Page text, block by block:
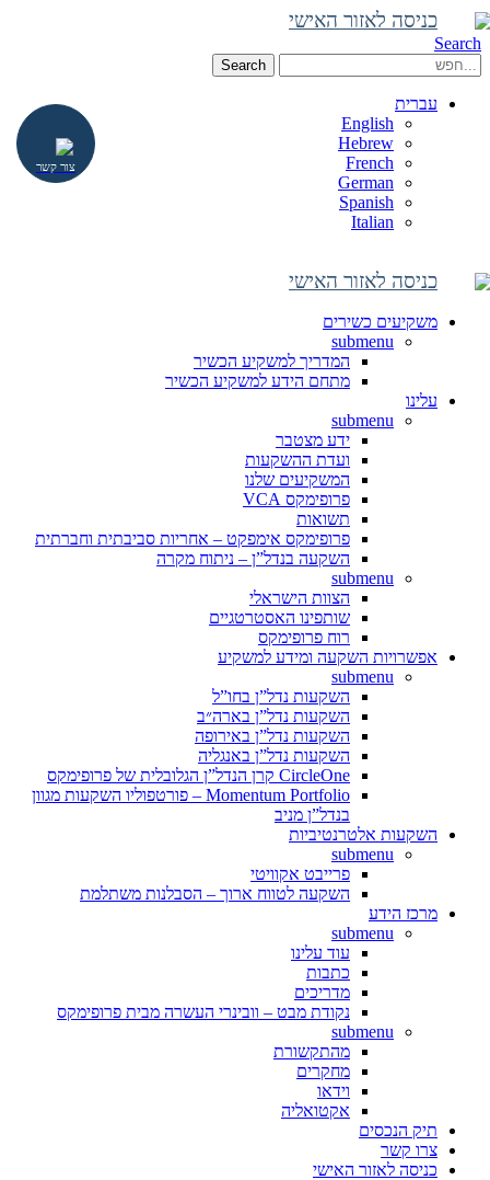
כניסה לאזור האישי
Search
Search
עברית
English
Hebrew
French
German
Spanish
Italian
כניסה לאזור האישי
משקיעים כשירים
submenu
המדריך למשקיע הכשיר
מתחם הידע למשקיע הכשיר
עלינו
submenu
ידע מצטבר
ועדת ההשקעות
המשקיעים שלנו
פרופימקס VCA
תשואות
פרופימקס אימפקט – אחריות סביבתית וחברתית
השקעה בנדל”ן – ניתוח מקרה
submenu
הצוות הישראלי
שותפינו האסטרטגיים
רוח פרופימקס
אפשרויות השקעה ומידע למשקיע
submenu
השקעות נדל”ן בחו”ל
השקעות נדל”ן בארה״ב
השקעות נדל”ן באירופה
השקעות נדל”ן באנגליה
CircleOne קרן הנדל”ן הגלובלית של פרופימקס
Momentum Portfolio – פורטפוליו השקעות מגוון
בנדל”ן מניב
השקעות אלטרנטיביות
submenu
פרייבט אקוויטי
השקעה לטווח ארוך – הסבלנות משתלמת
מרכז הידע
submenu
עוד עלינו
כתבות
מדריכים
נקודת מבט – וובינרי העשרה מבית פרופימקס
submenu
מהתקשורת
מחקרים
וידאו
אקטואליה
תיק הנכסים
צרו קשר
כניסה לאזור האישי
צור קשר